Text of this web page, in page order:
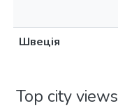
Швеція
Top city views